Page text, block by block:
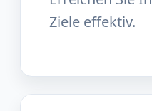
Ziele effektiv.